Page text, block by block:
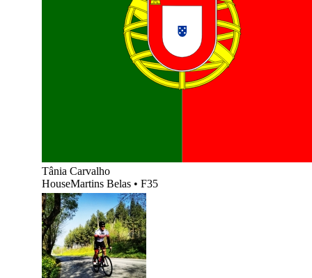
Tânia Carvalho
HouseMartins Belas • F35